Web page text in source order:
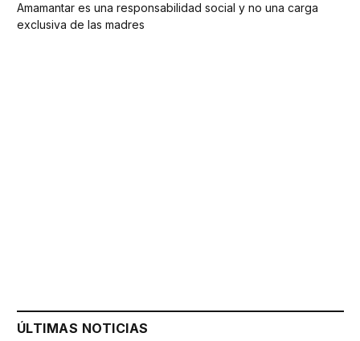
Amamantar es una responsabilidad social y no una carga
exclusiva de las madres
ÚLTIMAS NOTICIAS